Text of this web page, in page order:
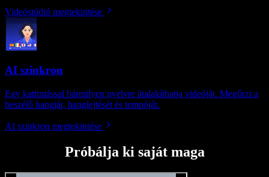
Videóstúdió megtekintése
AI szinkron
Egy kattintással bármilyen nyelvre átalakíthatja videóját. Megőrzi a
beszélő hangját, hanglejtését és tempóját.
AI szinkron megtekintése
Próbálja ki saját maga